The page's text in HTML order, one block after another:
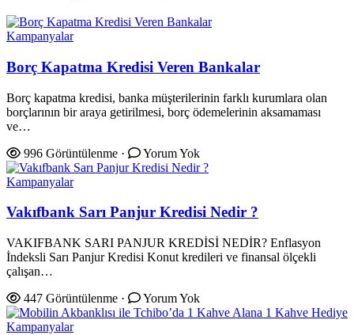
Kampanyalar
Borç Kapatma Kredisi Veren Bankalar
Borç kapatma kredisi, banka müşterilerinin farklı kurumlara olan
borçlarının bir araya getirilmesi, borç ödemelerinin aksamaması
ve…
996 Görüntülenme · Yorum Yok
Kampanyalar
Vakıfbank Sarı Panjur Kredisi Nedir ?
VAKIFBANK SARI PANJUR KREDİSİ NEDİR? Enflasyon
İndeksli Sarı Panjur Kredisi Konut kredileri ve finansal ölçekli
çalışan…
447 Görüntülenme · Yorum Yok
Kampanyalar